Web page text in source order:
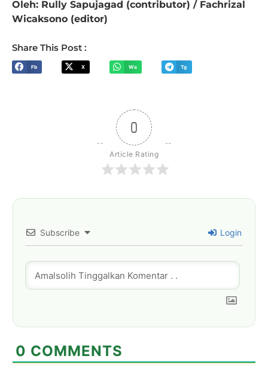
Oleh: Rully Sapujagad (contributor) / Fachrizal
Wicaksono (editor)
Share This Post :
Fb X Wa Tg
0
Article Rating
Subscribe Login
0 COMMENTS